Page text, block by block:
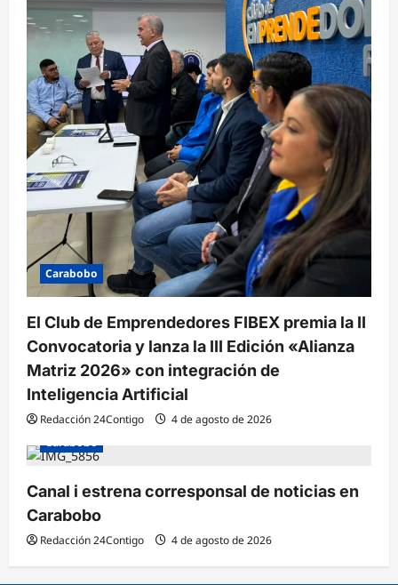
Carabobo
El Club de Emprendedores FIBEX premia la II
Convocatoria y lanza la III Edición «Alianza
Matriz 2026» con integración de
Inteligencia Artificial
Redacción 24Contigo
4 de agosto de 2026
Carabobo
Canal i estrena corresponsal de noticias en
Carabobo
Redacción 24Contigo 4 de agosto de 2026